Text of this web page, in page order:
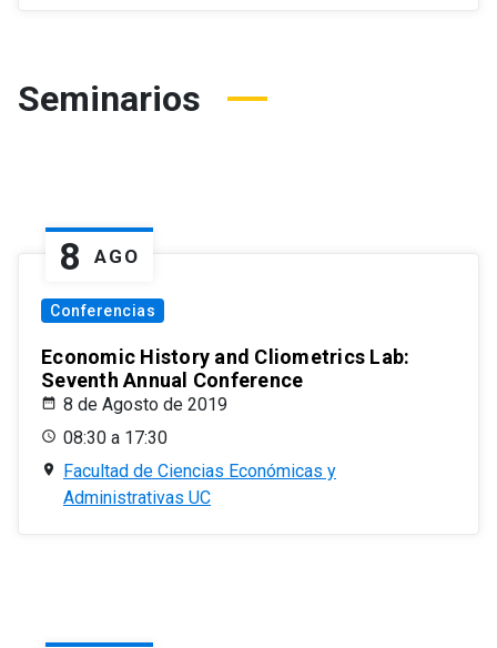
Seminarios
8 AGO
Conferencias
Economic History and Cliometrics Lab:
Seventh Annual Conference
8 de Agosto de 2019
08:30 a 17:30
Facultad de Ciencias Económicas y
Administrativas UC